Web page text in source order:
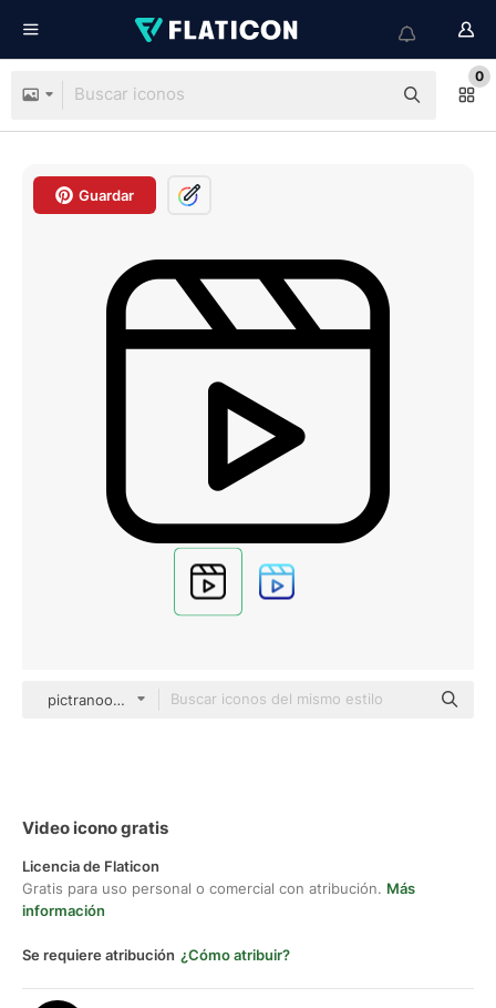
0
Guardar
pictranoosa Basic Outline
Video icono gratis
Licencia de Flaticon
Gratis para uso personal o comercial con atribución. Más
información
Se requiere atribución ¿Cómo atribuir?